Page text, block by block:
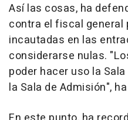
Así las cosas, ha
contra el fiscal general
incautadas en las
considerarse nulas.
poder hacer uso la
la Sala de Admisión",